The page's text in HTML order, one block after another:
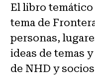
El libro temático
tema de
personas,
ideas de temas
de NHD y